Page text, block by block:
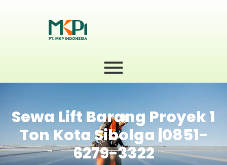
Sewa Lift Barang Proyek 1
Ton Kota Sibolga |0851-
6279-3322